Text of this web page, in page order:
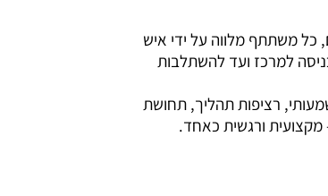
כל משתתף מלווה על ידי איש
למרכז ועד להשתלבות
רציפות תהליך, תחושת
ורגשית כאחד.